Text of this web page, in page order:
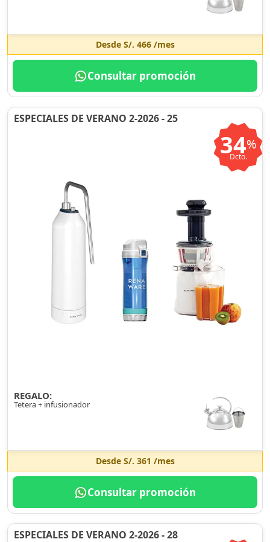
Desde S/. 466/mes
Consultar promoción
ESPECIALES DE VERANO 2-2026 - 25
34%
Dcto.
REGALO:
Tetera + infusionador
Desde S/. 361 /mes
Consultar promoción
ESPECIALES DE VERANO 2-2026 - 28